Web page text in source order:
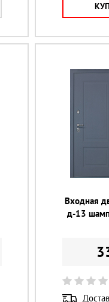
Входная
д-13